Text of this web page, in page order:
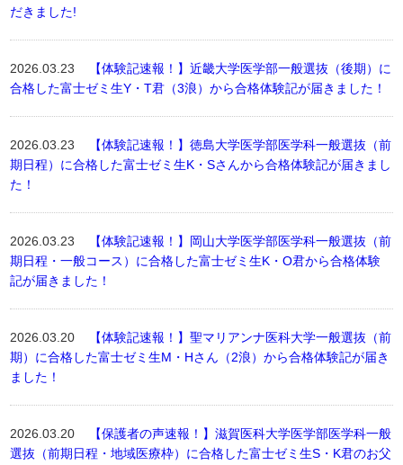
だきました!
2026.03.23
【体験記速報！】近畿大学医学部一般選抜（後期）に
合格した富士ゼミ生Y・T君（3浪）から合格体験記が届きました！
2026.03.23
【体験記速報！】徳島大学医学部医学科一般選抜（前
期日程）に合格した富士ゼミ生K・Sさんから合格体験記が届きまし
た！
2026.03.23
【体験記速報！】岡山大学医学部医学科一般選抜（前
期日程・一般コース）に合格した富士ゼミ生K・O君から合格体験
記が届きました！
2026.03.20
【体験記速報！】聖マリアンナ医科大学一般選抜（前
期）に合格した富士ゼミ生M・Hさん（2浪）から合格体験記が届き
ました！
2026.03.20
【保護者の声速報！】滋賀医科大学医学部医学科一般
選抜（前期日程・地域医療枠）に合格した富士ゼミ生S・K君のお父